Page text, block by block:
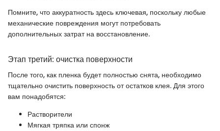
Помните, что аккуратность здесь ключевая, поскольку любые
механические повреждения могут потребовать
дополнительных затрат на восстановление.
Этап третий: очистка поверхности
После того, как пленка будет полностью снята, необходимо
тщательно очистить поверхность от остатков клея. Для этого
вам понадобятся:
Растворители
Мягкая тряпка или спонж